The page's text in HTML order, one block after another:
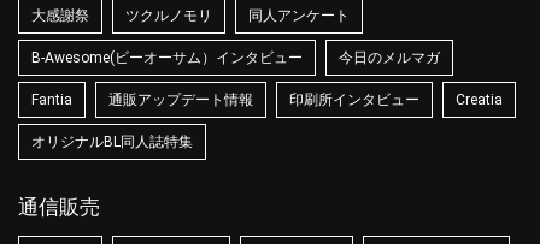
大感謝祭 ツクルノモリ 同人アンケート
B-Awesome(ビーオーサム）インタビュー 今日のメルマガ
Fantia 通販アップデート情報 印刷所インタビュー Creatia
オリジナルBL同人誌特集
通信販売